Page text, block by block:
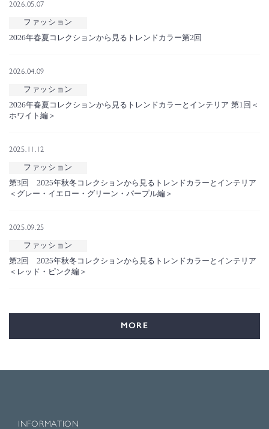
2026.05.07
ファッション
2026年春夏コレクションから見るトレンドカラー第2回
2026.04.09
ファッション
2026年春夏コレクションから見るトレンドカラーとインテリア 第1回＜
ホワイト編＞
2025.11.12
ファッション
第3回 2025年秋冬コレクションから見るトレンドカラーとインテリア
＜グレー・イエロー・グリーン・パープル編＞
2025.09.25
ファッション
第2回 2025年秋冬コレクションから見るトレンドカラーとインテリア
＜レッド・ピンク編＞
MORE
INFORMATION